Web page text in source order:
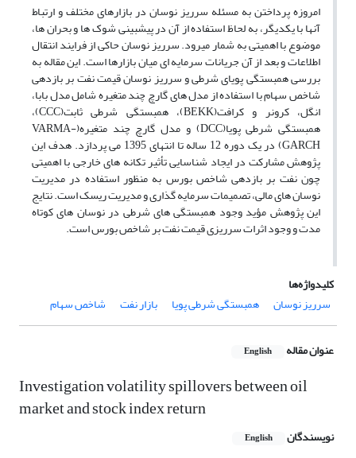
امروزه پرداختن به مسئله سرریز نوسان در بازارهای مختلف و ارتباط
آنها با یکدیگر، به لحاظ استفاده از آن در پیش­بینی شوک ها و بحران ها،
موضوع با اهمیتی به شمار می­رود. سرریز نوسان حاکی از فرایند انتقال
اطلاعات و بعد از آن جریانات سرمایه ای میان بازارها است. این مقاله به
بررسی همبستگی پویای شرطی و سرریز نوسان قیمت نفت بر بازدهی
شاخص سهام با استفاده از مدل های گارچ چند متغیره شامل مدل بابا،
انگل، کرونر و کرافت(BEKK)، همبستگی شرطی ثابت(CCC)،
همبستگی شرطی پویا(DCC) و مدل گارچ چند متغیره(VARMA-
GARCH) در یک دوره 12 ساله تا انتهای 1395 می پردازد. هدف این
پژوهش مشارکت در ایجاد شناسایی تأثیر تکانه های خارجی با اهمیتی
چون نفت بر بازدهی شاخص بورس به منظور استفاده در مدیریت
نوسان های مالی، تصمیمات سرمایه گذاری و مدیریت ریسک است. نتایج
این پژوهش مؤید وجود همبستگی های شرطی در نوسان های کوتاه
مدت و وجود اثرات سرریزی قیمت نفت بر شاخص بورس است.
کلیدواژه‌ها
سرریز نوسان
همبستگی شرطی پویا بازار نفت شاخص سهام
عنوان مقاله English
Investigation volatility spillovers between oil
market and stock index return
نویسندگان English